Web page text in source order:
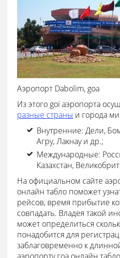
Аэропорт Dabolim, goa
Из этого goi аэропорта
разные страны и города
Внутренние: Дели,
Агру, Лакнау и др.;
Международные:
Казахстан,
На официальном сайте
онлайн табло поможет
рейсов, время прибытие
совпадать. Владея такой
может определиться
понадобится для
заблаговременно к
аэропорту гоа онлайн